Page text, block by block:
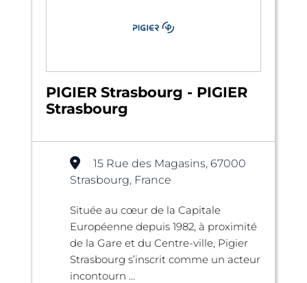
PIGIER Strasbourg - PIGIER
Strasbourg
15 Rue des Magasins, 67000
Strasbourg, France
Située au cœur de la Capitale
Européenne depuis 1982, à proximité
de la Gare et du Centre-ville, Pigier
Strasbourg s’inscrit comme un acteur
incontourn ...